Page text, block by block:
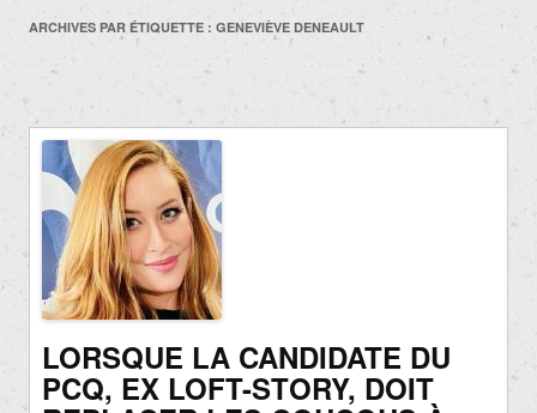
ARCHIVES PAR ÉTIQUETTE : GENEVIÈVE DENEAULT
LORSQUE LA CANDIDATE DU
PCQ, EX LOFT-STORY, DOIT